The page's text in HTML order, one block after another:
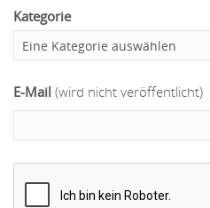
Kategorie
E-Mail (wird nicht veröffentlicht)